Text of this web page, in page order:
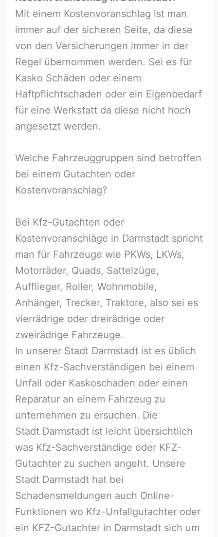
Mit einem Kostenvoranschlag ist man
immer auf der sicheren Seite, da diese
von den Versicherungen immer in der
Regel übernommen werden. Sei es für
Kasko Schäden oder einem
Haftpflichtschaden oder ein Eigenbedarf
für eine Werkstatt da diese nicht hoch
angesetzt werden.
Welche Fahrzeuggruppen sind betroffen
bei einem Gutachten oder
Kostenvoranschlag?
Bei Kfz-Gutachten oder
Kostenvoranschläge in Darmstadt spricht
man für Fahrzeuge wie PKWs, LKWs,
Motorräder, Quads, Sattelzüge,
Aufflieger, Roller, Wohnmobile,
Anhänger, Trecker, Traktore, also sei es
vierrädrige oder dreirädrige oder
zweirädrige Fahrzeuge.
In unserer Stadt Darmstadt ist es üblich
einen Kfz-Sachverständigen bei einem
Unfall oder Kaskoschaden oder einen
Reparatur an einem Fahrzeug zu
unternehmen zu ersuchen. Die
Stadt Darmstadt ist leicht übersichtlich
was Kfz-Sachverständige oder KFZ-
Gutachter zu suchen angeht. Unsere
Stadt Darmstadt hat bei
Schadensmeldungen auch Online-
Funktionen wo Kfz-Unfallgutachter oder
ein KFZ-Gutachter in Darmstadt sich um